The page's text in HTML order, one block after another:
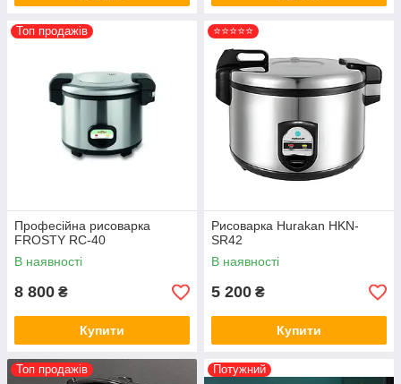
Топ продажів
Професійна рисоварка
FROSTY RC-40
В наявності
8 800 ₴
Купити
⭐⭐⭐⭐⭐
Рисоварка Hurakan HKN-
SR42
В наявності
5 200 ₴
Купити
Топ продажів Потужний